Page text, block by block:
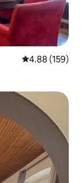
レビュー159
4.88 (159)